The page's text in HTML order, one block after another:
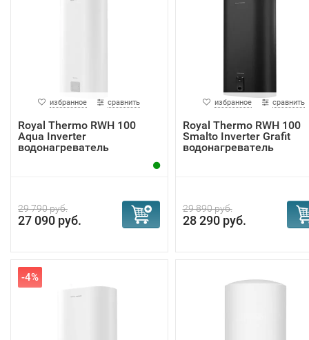
избранное сравнить
Royal Thermo RWH 100
Aqua Inverter
водонагреватель
29 790 руб.
27 090 руб.
избранное сравнить
Royal Thermo RWH 100
Smalto Inverter Grafit
водонагреватель
29 890 руб.
28 290 руб.
-4%